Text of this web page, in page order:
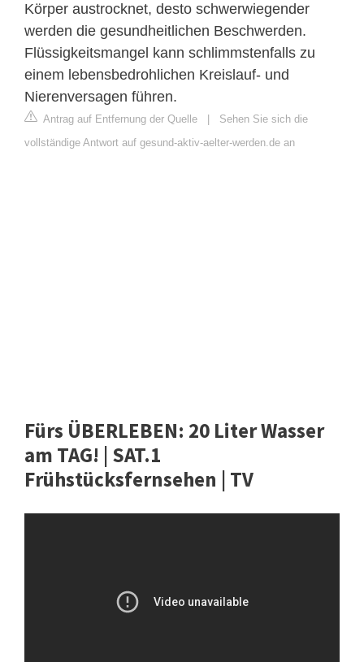
Körper austrocknet, desto schwerwiegender
werden die gesundheitlichen Beschwerden.
Flüssigkeitsmangel kann schlimmstenfalls zu
einem lebensbedrohlichen Kreislauf- und
Nierenversagen führen.
Antrag auf Entfernung der Quelle
Sehen Sie sich die
vollständige Antwort auf gesund-aktiv-aelter-werden.de an
Fürs ÜBERLEBEN: 20 Liter Wasser
am TAG! | SAT.1
Frühstücksfernsehen | TV